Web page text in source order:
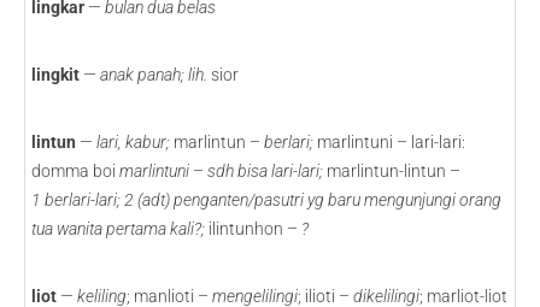
lingkar — bulan dua belas
lingkit — anak panah; lih. sior
lintun — lari, kabur; marlintun – berlari; marlintuni – lari-lari:
domma boi marlintuni – sdh bisa lari-lari; marlintun-lintun –
1 berlari-lari; 2 (adt) penganten/pasutri yg baru mengunjungi orang
tua wanita pertama kali?; ilintunhon – ?
liot — keliling; manlioti – mengelilingi; ilioti – dikelilingi; marliot-liot